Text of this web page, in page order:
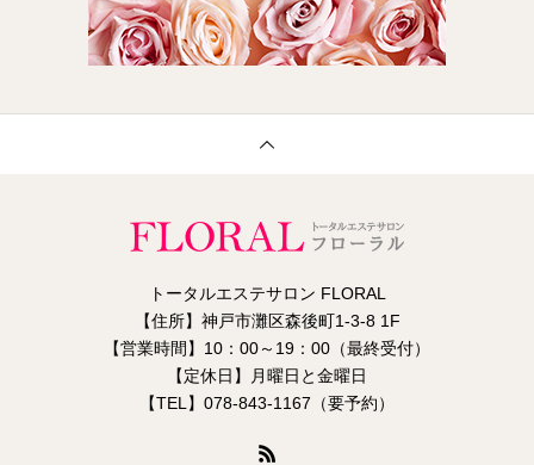
トータルエステサロン FLORAL
【住所】神戸市灘区森後町1-3-8 1F
【営業時間】10：00～19：00（最終受付）
【定休日】月曜日と金曜日
【TEL】078-843-1167（要予約）